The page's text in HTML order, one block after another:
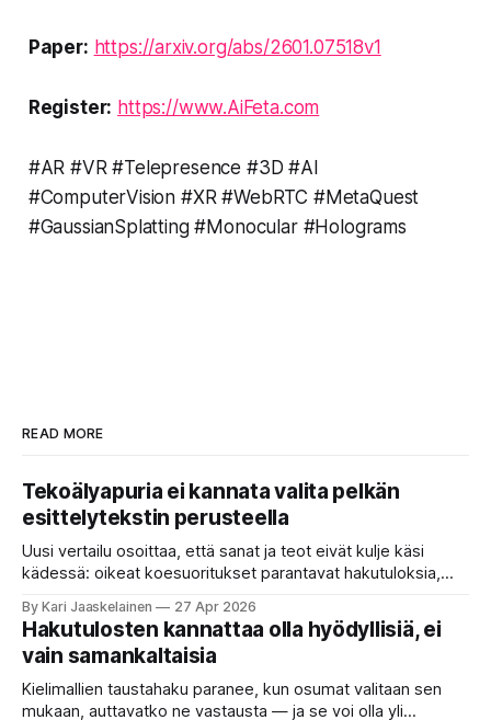
Paper: https://arxiv.org/abs/2601.07518v1
Register: https://www.AiFeta.com
#AR #VR #Telepresence #3D #AI
#ComputerVision #XR #WebRTC #MetaQuest
#GaussianSplatting #Monocular #Holograms
READ MORE
Tekoälyapuria ei kannata valita pelkän
esittelytekstin perusteella
Uusi vertailu osoittaa, että sanat ja teot eivät kulje käsi
kädessä: oikeat koesuoritukset parantavat hakutuloksia,
etsimässä verkosta apuria, joka hoitaisi puolestasi arjen
askareita: täyttäisi lomakkeen, järjestäisi matkasuunnitelman
tai seulisi pitkän asiakirjakasan ydinkohdat. Vastassa on
valikoima, joka muistuttaa sovelluskauppaa steroideilla.
Jokainen ”tekoälyagentti” lupaa paljon
By Kari Jaaskelainen 27 Apr 2026
Hakutulosten kannattaa olla hyödyllisiä, ei
vain samankaltaisia
Kielimallien taustahaku paranee, kun osumat valitaan sen
mukaan, auttavatko ne vastausta — ja se voi olla yli